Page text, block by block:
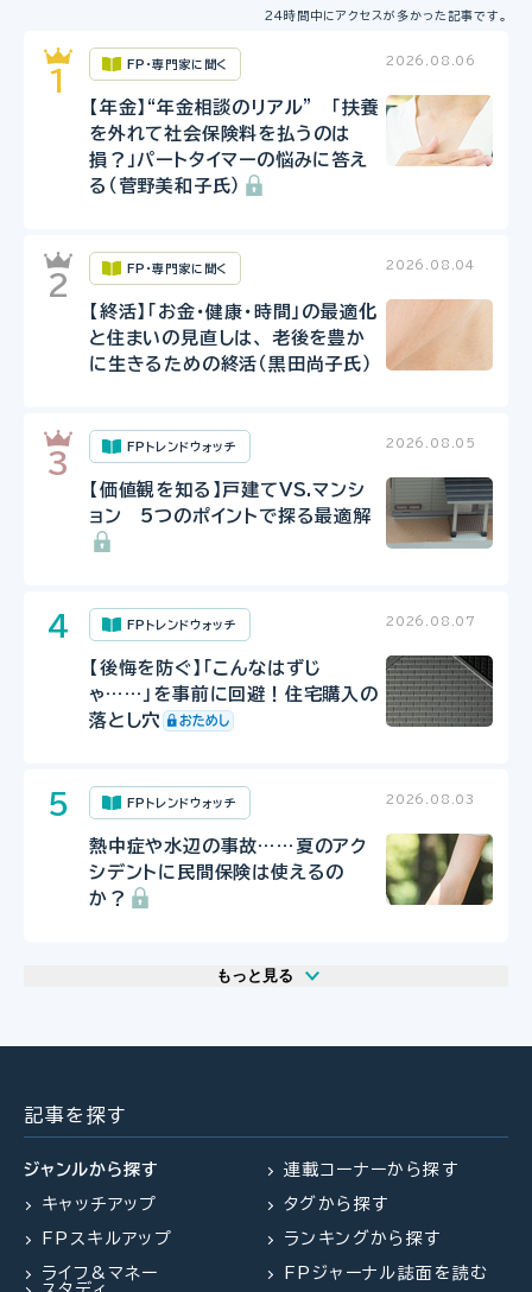
24時間中にアクセスが多かった記事です。
FP・専門家に聞く 2026.08.06
【年金】“年金相談のリアル” 「扶養
を外れて社会保険料を払うのは
損？」パートタイマーの悩みに答え
る（菅野美和子氏）
FP・専門家に聞く 2026.08.04
【終活】「お金・健康・時間」の最適化
と住まいの見直しは、 老後を豊か
に生きるための終活（黒田尚子氏）
FPトレンドウォッチ 2026.08.05
【価値観を知る】戸建てVS.マンシ
ョン 5つのポイントで探る最適解
FPトレンドウォッチ 2026.08.07
【後悔を防ぐ】「こんなはずじ
ゃ……」を事前に回避！住宅購入の
落とし穴
FPトレンドウォッチ 2026.08.03
熱中症や水辺の事故……夏のアク
シデントに民間保険は使えるの
か？
もっと見る
を外れて社会保険料を払うのは
損？」パートタイマーの悩みに答え
る（菅野美和子氏）
FP相談事例 2026.07.29
したい！老後資金は大丈夫？
FP・専門家に聞く
を外れて社会保険料を払うのは
したい！老後資金は大丈夫？
FPトレンドウォッチ
え・リノベがより円滑に
記事を探す
ジャンルから探す
キャッチアップ
FPスキルアップ
ライフ&マネー
連載コーナーから探す
タグから探す
ランキングから探す
FPジャーナル誌面を読む